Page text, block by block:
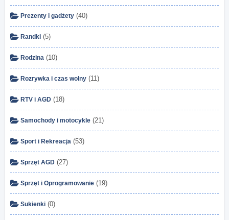
Prezenty i gadżety (40)
Randki (5)
Rodzina (10)
Rozrywka i czas wolny (11)
RTV i AGD (18)
Samochody i motocykle (21)
Sport i Rekreacja (53)
Sprzęt AGD (27)
Sprzęt i Oprogramowanie (19)
Sukienki (0)